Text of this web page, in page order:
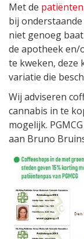
Met de
bij
niet genoeg
de apotheek en/
te kweken, deze
variatie die
Wij adviseren
cannabis in te
mogelijk.
aan Bruno